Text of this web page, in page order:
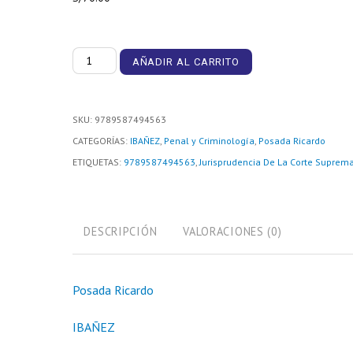
Estudios
Críticos
Jurisprudencia
De
La
De
Tomos
AÑADIR AL CARRITO
SKU: 9789587494563
CATEGORÍAS: IBAÑEZ, Penal y Criminología, Posada Ricardo
ETIQUETAS: 9789587494563,Jurisprudencia De La Corte
DESCRIPCIÓN VALORACIONES (0)
Posada Ricardo
IBAÑEZ